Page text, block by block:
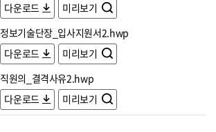
다운로드
미리보기
정보기술단장_입사지원서2.hwp
다운로드
미리보기
직원의_결격사유2.hwp
다운로드
미리보기